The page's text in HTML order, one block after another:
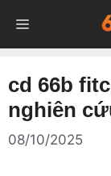
đến
nội
MENU
cd 66b
nghiên
08/10/2025